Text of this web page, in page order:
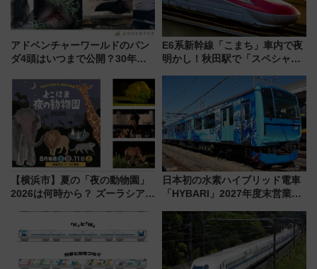
アドベンチャーワールドのパン
ダ4頭はいつまで公開？30年の
ァリ体験やイルカショーなど魅
力も徹底紹介 (和歌山県)
E6系新幹線「こまち」車内で夜
明かし！秋田駅で「スペシャル
法は？
【横浜市】夏の「夜の動物園」
2026は何時から？ ズーラシア・
見どころ、限定イベントを徹底
解説！
日本初の水素ハイブリッド電車
「HYBARI」2027年度末営業運
で水素利活用が加速